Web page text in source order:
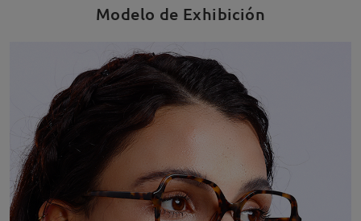
Modelo de Exhibición